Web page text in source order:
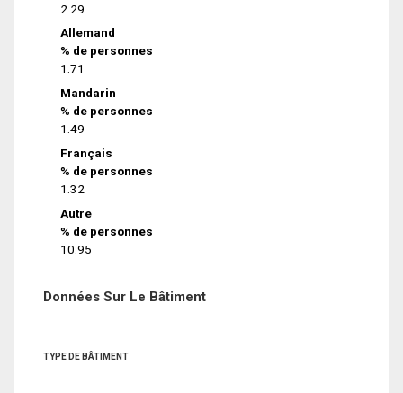
2.29
Allemand
% de personnes
1.71
Mandarin
% de personnes
1.49
Français
% de personnes
1.32
Autre
% de personnes
10.95
Données Sur Le Bâtiment
TYPE DE BÂTIMENT